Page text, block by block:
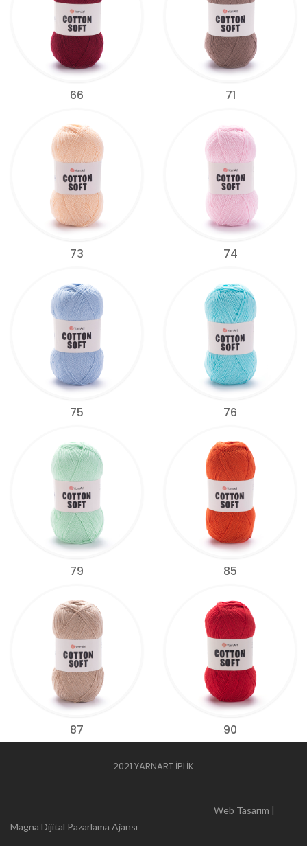
66 71
73 74
75 76
79 85
87 90
2021 YARNART İPLİK
Web Tasarım |
Magna Dijital Pazarlama Ajansı